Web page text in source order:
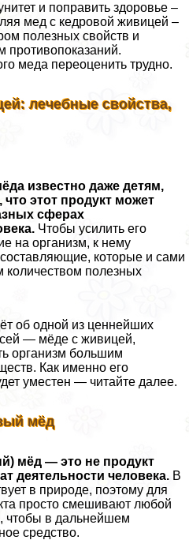
и поправить здоровье –
мед с кедровой живицей –
полезных свойств и
противопоказаний.
меда переоценить трудно.
лечебные свойства,
известно даже детям,
этот продукт может
сферах
Чтобы усилить его
на организм, к нему
которые и сами
количеством полезных
об одной из ценнейших
— мёде с живицей,
организм большим
Как именно его
уместен — читайте далее.
мёд
мёд — это не продукт
деятельности человека. В
в природе, поэтому для
просто смешивают любой
чтобы в дальнейшем
средство.